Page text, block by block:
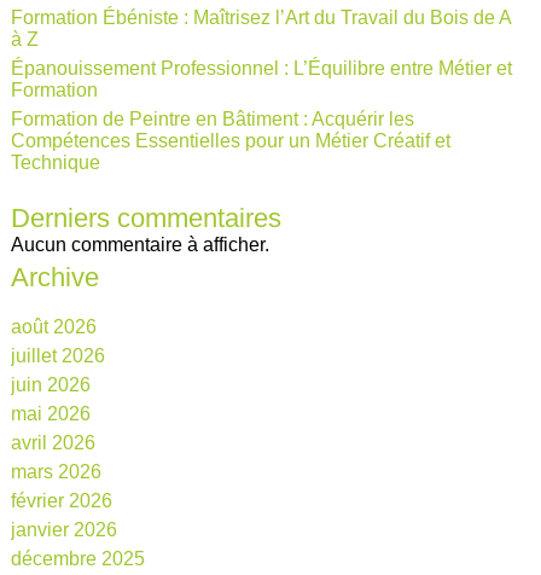
Formation Ébéniste : Maîtrisez l’Art du Travail du Bois de A
à Z
Épanouissement Professionnel : L’Équilibre entre Métier et
Formation
Formation de Peintre en Bâtiment : Acquérir les
Compétences Essentielles pour un Métier Créatif et
Technique
Derniers commentaires
Aucun commentaire à afficher.
Archive
août 2026
juillet 2026
juin 2026
mai 2026
avril 2026
mars 2026
février 2026
janvier 2026
décembre 2025